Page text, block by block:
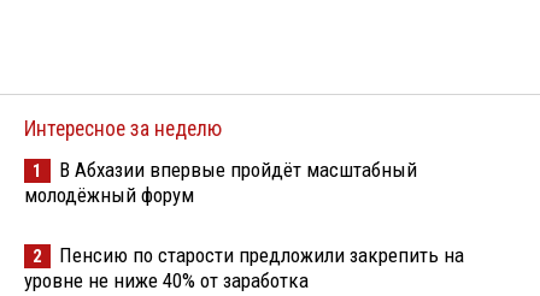
Интересное за неделю
1
В Абхазии впервые пройдёт масштабный
молодёжный форум
2
Пенсию по старости предложили закрепить на
уровне не ниже 40% от заработка